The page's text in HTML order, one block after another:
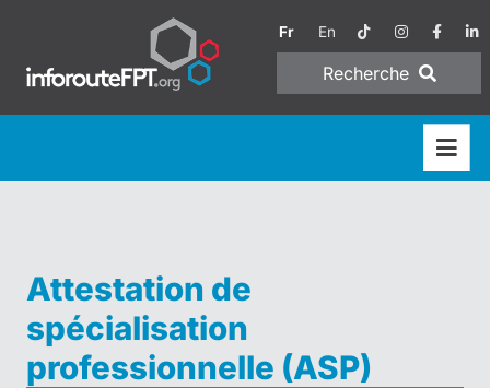
Fr En
Recherche
Attestation de
spécialisation
professionnelle (ASP)